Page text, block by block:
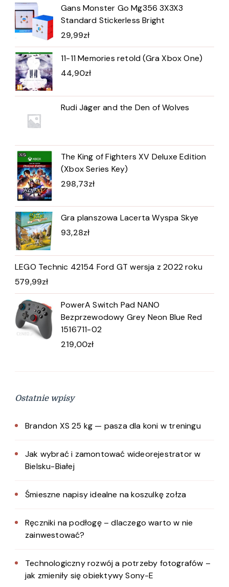
Gans Monster Go Mg356 3X3X3
Standard Stickerless Bright
29,99zł
11-11 Memories retold (Gra Xbox One)
44,90zł
Rudi Jäger and the Den of Wolves
The King of Fighters XV Deluxe Edition
(Xbox Series Key)
298,73zł
Gra planszowa Lacerta Wyspa Skye
93,28zł
LEGO Technic 42154 Ford GT wersja z 2022 roku
579,99zł
PowerA Switch Pad NANO
Bezprzewodowy Grey Neon Blue Red
1516711-02
219,00zł
Ostatnie wpisy
Brandon XS 25 kg — pasza dla koni w treningu
Jak wybrać i zamontować wideorejestrator w
Bielsku-Białej
Śmieszne napisy idealne na koszulkę zołza
Ręczniki na podłogę – dlaczego warto w nie
zainwestować?
Technologiczny rozwój a potrzeby fotografów –
jak zmieniły się obiektywy Sony-E